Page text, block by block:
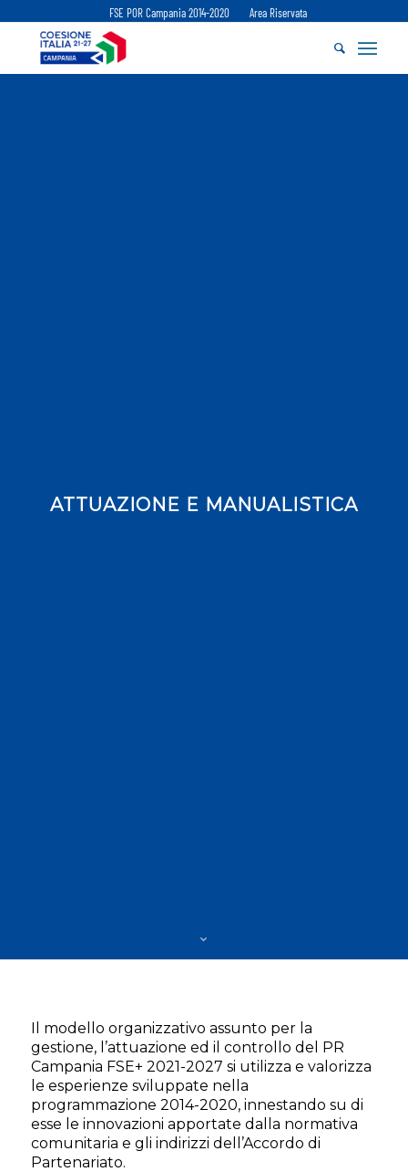
FSE POR Campania 2014-2020 Area Riservata
ATTUAZIONE E MANUALISTICA
Il modello organizzativo assunto per la
gestione, l’attuazione ed il controllo del PR
Campania FSE+ 2021-2027 si utilizza e valorizza
le esperienze sviluppate nella
programmazione 2014-2020, innestando su di
esse le innovazioni apportate dalla normativa
comunitaria e gli indirizzi dell’Accordo di
Partenariato.